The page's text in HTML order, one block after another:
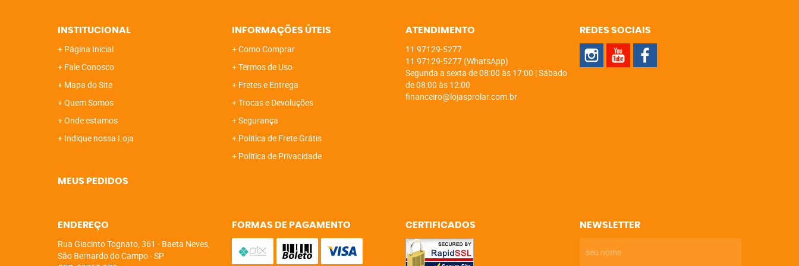
INSTITUCIONAL
Página Inicial
Fale Conosco
Mapa do Site
Quem Somos
Onde estamos
Indique nossa Loja
INFORMAÇÕES ÚTEIS
Como Comprar
Termos de Uso
Fretes e Entrega
Trocas e Devoluções
Segurança
Politica de Frete Grátis
Política de Privacidade
MEUS PEDIDOS
ATENDIMENTO
11 97129-5277
11 97129-5277 (WhatsApp)
Segunda a sexta de 08:00 às 17:00 | Sábado
de 08:00 às 12:00
financeiro@lojasprolar.com.br
REDES SOCIAIS
ENDEREÇO
Rua Giacinto Tognato, 361 - Baeta Neves,
São Bernardo do Campo-SP
FORMAS DE PAGAMENTO CERTIFICADOS NEWSLETTER